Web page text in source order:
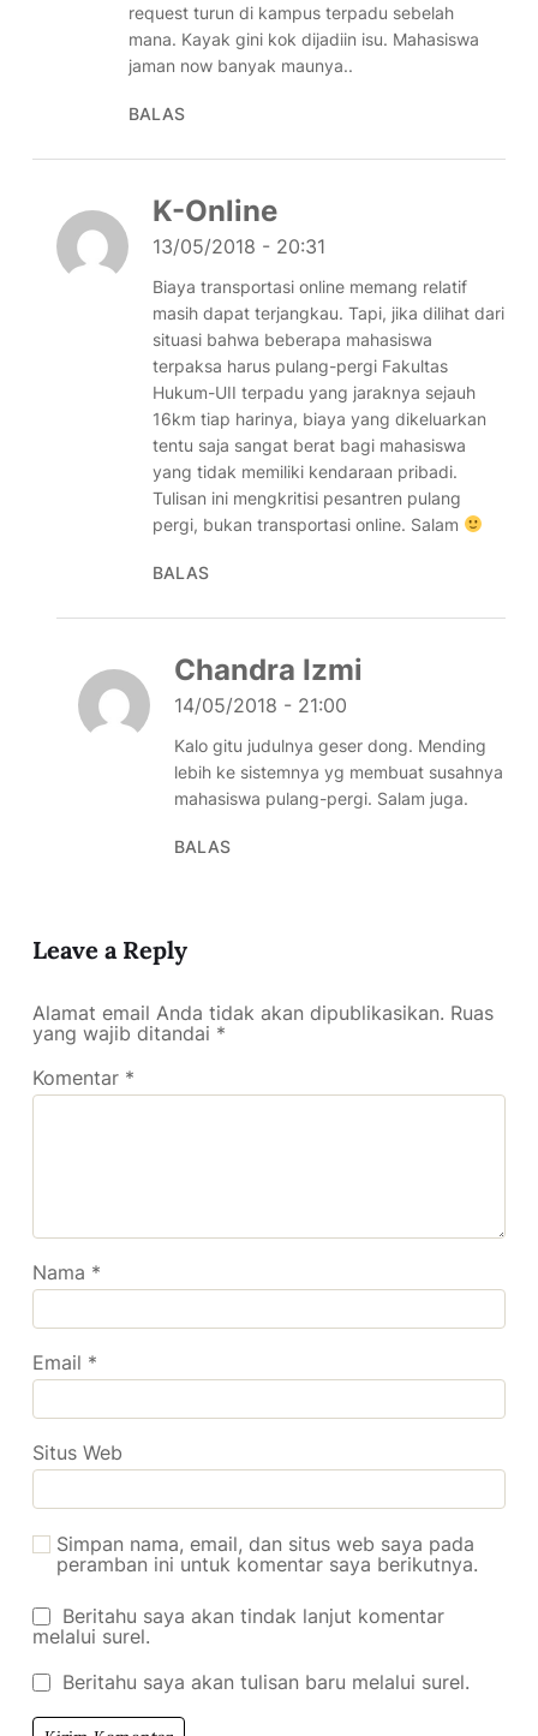
request turun di kampus terpadu sebelah
mana. Kayak gini kok dijadiin isu. Mahasiswa
jaman now banyak maunya..
BALAS
K-Online
13/05/2018 - 20:31
Biaya transportasi online memang relatif
masih dapat terjangkau. Tapi, jika dilihat dari
situasi bahwa beberapa mahasiswa
terpaksa harus pulang-pergi Fakultas
Hukum-UII terpadu yang jaraknya sejauh
16km tiap harinya, biaya yang dikeluarkan
tentu saja sangat berat bagi mahasiswa
yang tidak memiliki kendaraan pribadi.
Tulisan ini mengkritisi pesantren pulang
pergi, bukan transportasi online. Salam
BALAS
Chandra Izmi
14/05/2018 - 21:00
Kalo gitu judulnya geser dong. Mending
lebih ke sistemnya yg membuat susahnya
mahasiswa pulang-pergi. Salam juga.
BALAS
Leave a Reply
Alamat email Anda tidak akan dipublikasikan. Ruas
yang wajib ditandai *
Komentar *
Nama *
Email *
Situs Web
Simpan nama, email, dan situs web saya pada
peramban ini untuk komentar saya berikutnya.
Beritahu saya akan tindak lanjut komentar
melalui surel.
Beritahu saya akan tulisan baru melalui surel.